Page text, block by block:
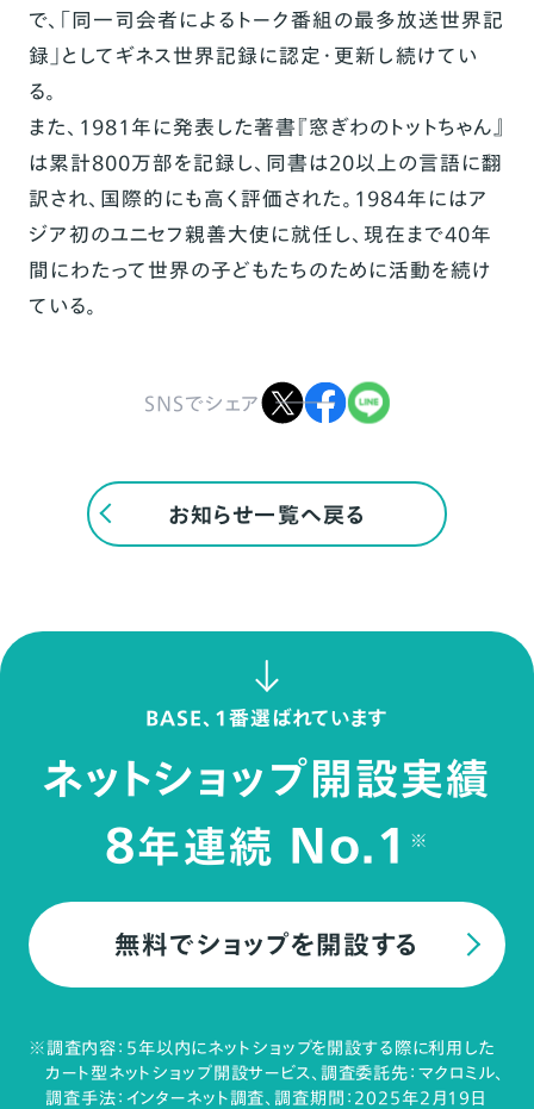
で、「同一司会者によるトーク番組の最多放送世界記
録」としてギネス世界記録に認定・更新し続けてい
る。
また、1981年に発表した著書『窓ぎわのトットちゃん』
は累計800万部を記録し、同書は20以上の言語に翻
訳され、国際的にも高く評価された。1984年にはア
ジア初のユニセフ親善大使に就任し、現在まで40年
間にわたって世界の子どもたちのために活動を続け
ている。
SNSでシェア
お知らせ一覧へ戻る
BASE、1番選ばれています
ネットショップ開設実績
8年連続 No.1 ※
無料でショップを開設する
※調査内容：5年以内にネットショップを開設する際に利用した
カート型ネットショップ開設サービス、調査委託先：マクロミル、
調査手法：インターネット調査、調査期間：2025年2月19日